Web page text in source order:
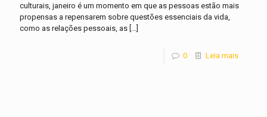
culturais, janeiro é um momento em que as pessoas estão mais
propensas a repensarem sobre questões essenciais da vida,
como as relações pessoais, as […]
0 Leia mais